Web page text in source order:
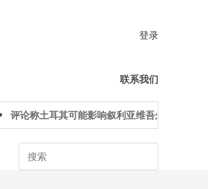
登录
联系我们
评论称土耳其可能影响叙利亚维吾尔人下一代身
Search